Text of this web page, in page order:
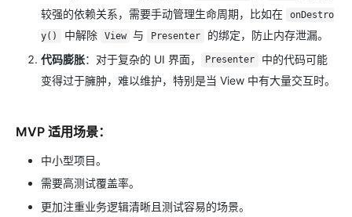
较强的依赖关系，需要手动管理生命周期，比如在
onDestro
y()
中解除 View 与 Presenter
的绑定，防止内存泄漏。
代码膨胀：对于复杂的 UI 界面， Presenter
中的代码可能
变得过于臃肿，难以维护，特别是当 View 中有大量交互时。
MVP 适用场景：
中小型项目。
需要高测试覆盖率。
更加注重业务逻辑清晰且测试容易的场景。